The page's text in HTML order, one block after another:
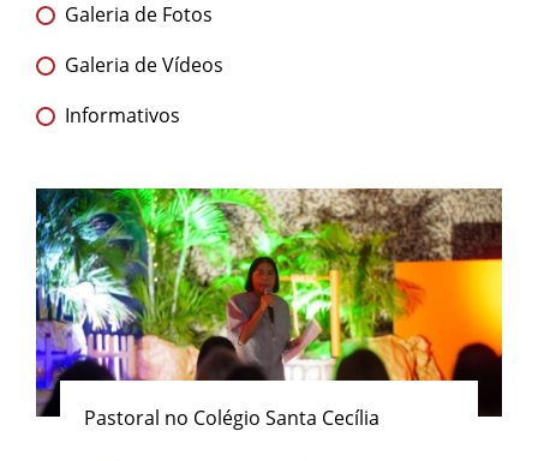
Galeria de Fotos
Galeria de Vídeos
Informativos
Pastoral no Colégio Santa Cecília